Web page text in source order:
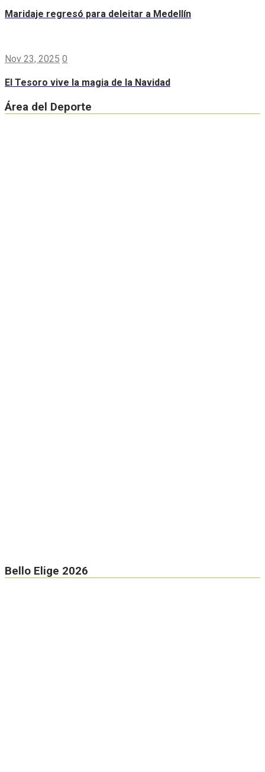
Maridaje regresó para deleitar a Medellín
Nov 23, 2025 0
El Tesoro vive la magia de la Navidad
Área del Deporte
Bello Elige 2026